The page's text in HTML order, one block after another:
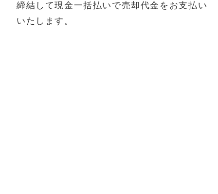
締結して現金一括払いで売却代金をお支払い
いたします。